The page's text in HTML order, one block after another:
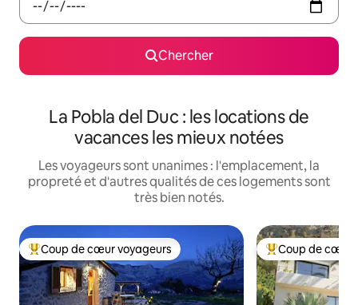
Chercher
La Pobla del Duc : les locations de
vacances les mieux notées
Les voyageurs sont unanimes : l'emplacement, la
propreté et d'autres qualités de ces logements sont
très bien notés.
Coup de cœur voyageurs parmi les plus aimés
Coup de cœur voyageurs Coup de cœur
Coup de cœur